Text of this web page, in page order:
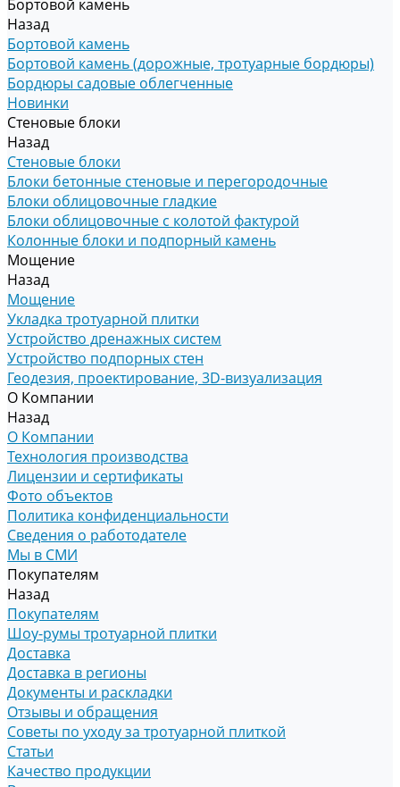
Бортовой камень
Назад
Бортовой камень
Бортовой камень (дорожные, тротуарные бордюры)
Бордюры садовые облегченные
Новинки
Стеновые блоки
Назад
Стеновые блоки
Блоки бетонные стеновые и перегородочные
Блоки облицовочные гладкие
Блоки облицовочные с колотой фактурой
Колонные блоки и подпорный камень
Мощение
Назад
Мощение
Укладка тротуарной плитки
Устройство дренажных систем
Устройство подпорных стен
Геодезия, проектирование, 3D-визуализация
О Компании
Назад
О Компании
Технология производства
Лицензии и сертификаты
Фото объектов
Политика конфиденциальности
Сведения о работодателе
Мы в СМИ
Покупателям
Назад
Покупателям
Шоу-румы тротуарной плитки
Доставка
Доставка в регионы
Документы и раскладки
Отзывы и обращения
Советы по уходу за тротуарной плиткой
Статьи
Качество продукции